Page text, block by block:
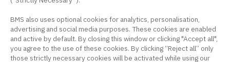
このサイトは、日本国内の医療関係者の方を対象にブリストル・マ
BMS also uses optional cookies for analytics, personalisation,
advertising and social media purposes. These cookies are enabled
and active by default. By closing this window or clicking "Accept all",
you agree to the use of these cookies. By clicking “Reject all” only
those strictly necessary cookies will be activated while using our